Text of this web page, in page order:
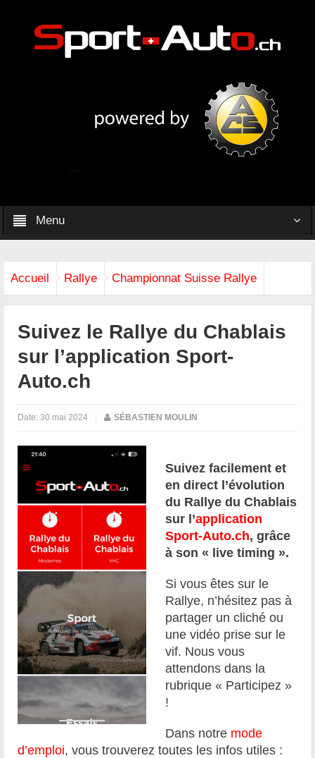
Menu
Accueil Rallye Championnat Suisse Rallye
Suivez le Rallye du Chablais
sur l’application Sport-
Auto.ch
Date:30 mai 2024 | SÉBASTIEN MOULIN
Suivez facilement et
en direct l’évolution
du Rallye du Chablais
sur l’application
Sport-Auto.ch, grâce
à son « live timing ».
Si vous êtes sur le
Rallye, n’hésitez pas à
partager un cliché ou
une vidéo prise sur le
vif. Nous vous
attendons dans la
rubrique « Participez »
!
Dans notre mode
d’emploi, vous trouverez toutes les infos utiles :